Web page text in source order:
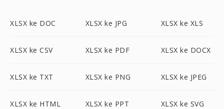
XLSX ke DOC XLSX ke JPG XLSX ke XLS
XLSX ke CSV XLSX ke PDF XLSX ke DOCX
XLSX ke TXT XLSX ke PNG XLSX ke JPEG
XLSX ke HTML XLSX ke PPT XLSX ke SVG